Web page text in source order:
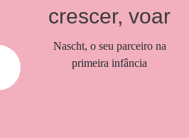
crescer, voar
Nascht, o seu parceiro na
primeira infância